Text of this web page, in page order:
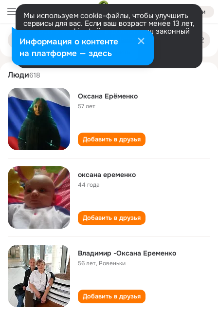
Войти
Мы используем cookie-файлы, чтобы улучшить
сервисы для вас. Если ваш возраст менее 13 лет,
настроить cookie-файлы должен ваш законный
представитель. Больше информации
Разрешить все Настроить
Поиск
людям
oksana eryomenko
Люди618
Оксана Ерëменко
57 лет
Добавить в друзья
оксана еременко
44 года
Добавить в друзья
Владимир -Оксана Еременко
56 лет, Ровеньки
Добавить в друзья
Информация о контенте
на платформе — здесь